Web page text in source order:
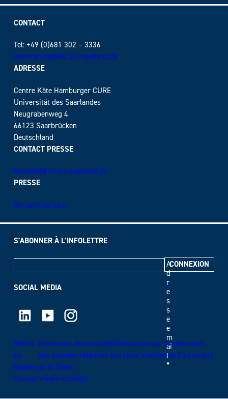
CONTACT
Tel: +49 (0)681 302 – 3336
sekretariat@khk.uni-saarland.de
ADRESSE
Centre Käte Hamburger CURE
Universität des Saarlandes
Neugrabenweg 4
66123 Saarbrücken
Deutschland
CONTACT PRESSE
kontakt@khk.uni-saarland.de
PRESSE
On parle de nous
S’ABONNER À L’INFOLETTRE
A
d
r
e
s
s
e
e
m
ai
l
*
SOCIAL MEDIA
LinkedIn Youtube Instagram
Mentio
ns
légales
Protection des donnéesDéclaration sur la protection
des données relatives aux sites internet de l’université
de la Sarre
Change cookie settings